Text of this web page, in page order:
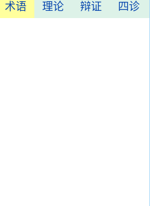
术语 理论 辩证 四诊